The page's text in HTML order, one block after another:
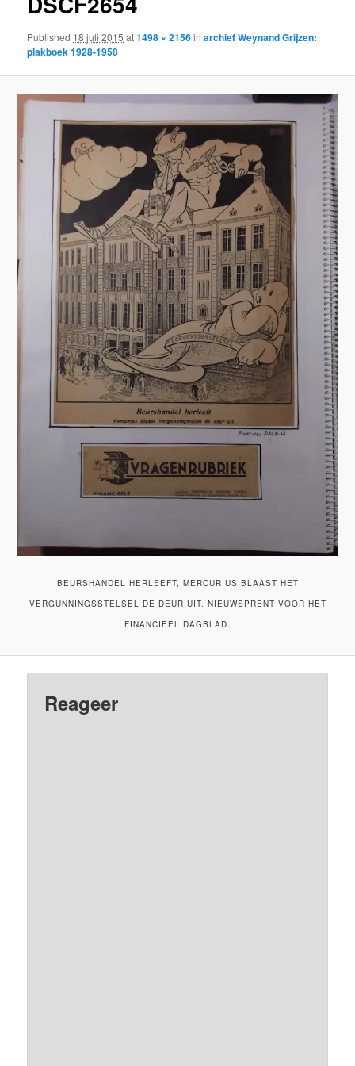
Published 18 juli 2015 at1498 × 2156inarchief Weynand Grijzen:
plakboek 1928-1958
BEURSHANDEL HERLEEFT, MERCURIUS BLAAST HET
VERGUNNINGSSTELSEL DE DEUR UIT. NIEUWSPRENT VOOR HET
FINANCIEEL DAGBLAD.
Reageer